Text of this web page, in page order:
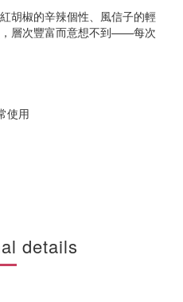
胡椒的辛辣個性、風信子的輕
層次豐富而意想不到——每次
使用
details